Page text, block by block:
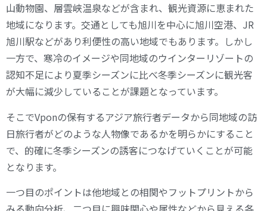
山動物園、層雲峡温泉などが含まれ、観光資源に恵まれた
地域になります。交通としても旭川を中心に旭川空港、JR
旭川駅などがあり利便性の高い地域でもあります。しかし
一方で、寒冷のイメージや同地域のウインターリゾートの
認知不足により夏季シーズンに比べ冬季シーズンに観光客
が大幅に減少していることが課題となっています。
そこでVponの保有するアジア旅行者データから同地域の訪
日旅行者がどのような人物像であるかを明らかにすること
で、的確に冬季シーズンの誘客につなげていくことが可能
となります。
一つ目のポイントは他地域との相関やフットプリントから